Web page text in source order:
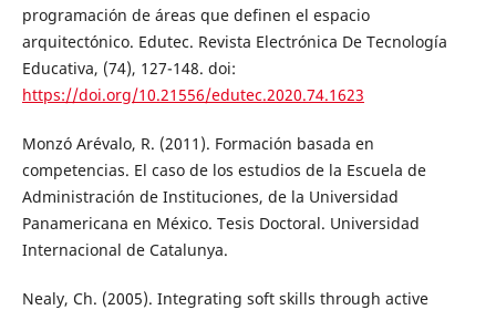
programación de áreas que definen el espacio
arquitectónico. Edutec. Revista Electrónica De Tecnología
Educativa, (74), 127-148. doi:
https://doi.org/10.21556/edutec.2020.74.1623
Monzó Arévalo, R. (2011). Formación basada en
competencias. El caso de los estudios de la Escuela de
Administración de Instituciones, de la Universidad
Panamericana en México. Tesis Doctoral. Universidad
Internacional de Catalunya.
Nealy, Ch. (2005). Integrating soft skills through active